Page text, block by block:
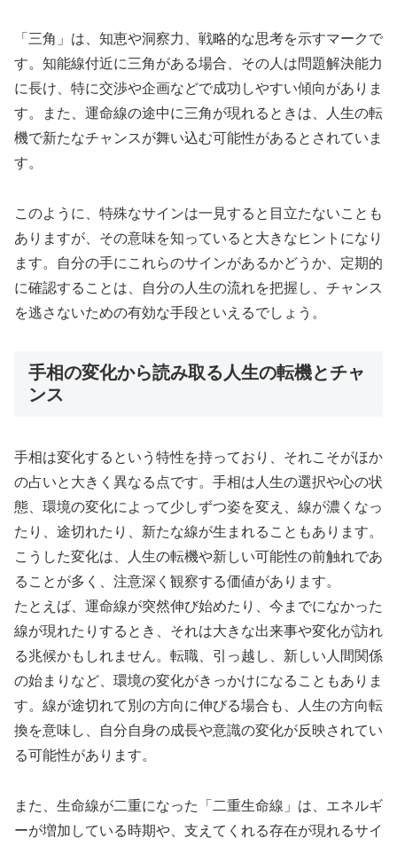
「三角」は、知恵や洞察力、戦略的な思考を示すマークで
す。知能線付近に三角がある場合、その人は問題解決能力
に長け、特に交渉や企画などで成功しやすい傾向がありま
す。また、運命線の途中に三角が現れるときは、人生の転
機で新たなチャンスが舞い込む可能性があるとされていま
す。
このように、特殊なサインは一見すると目立たないことも
ありますが、その意味を知っていると大きなヒントになり
ます。自分の手にこれらのサインがあるかどうか、定期的
に確認することは、自分の人生の流れを把握し、チャンス
を逃さないための有効な手段といえるでしょう。
手相の変化から読み取る人生の転機とチャ
ンス
手相は変化するという特性を持っており、それこそがほか
の占いと大きく異なる点です。手相は人生の選択や心の状
態、環境の変化によって少しずつ姿を変え、線が濃くなっ
たり、途切れたり、新たな線が生まれることもあります。
こうした変化は、人生の転機や新しい可能性の前触れであ
ることが多く、注意深く観察する価値があります。
たとえば、運命線が突然伸び始めたり、今までになかった
線が現れたりするとき、それは大きな出来事や変化が訪れ
る兆候かもしれません。転職、引っ越し、新しい人間関係
の始まりなど、環境の変化がきっかけになることもありま
す。線が途切れて別の方向に伸びる場合も、人生の方向転
換を意味し、自分自身の成長や意識の変化が反映されてい
る可能性があります。
また、生命線が二重になった「二重生命線」は、エネルギ
ーが増加している時期や、支えてくれる存在が現れるサイ